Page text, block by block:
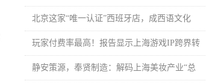
北京这家“唯一认证”西班牙店，成西语文化
玩家付费率最高！报告显示上海游戏IP跨界转
静安策源，奉贤制造：解码上海美妆产业“总